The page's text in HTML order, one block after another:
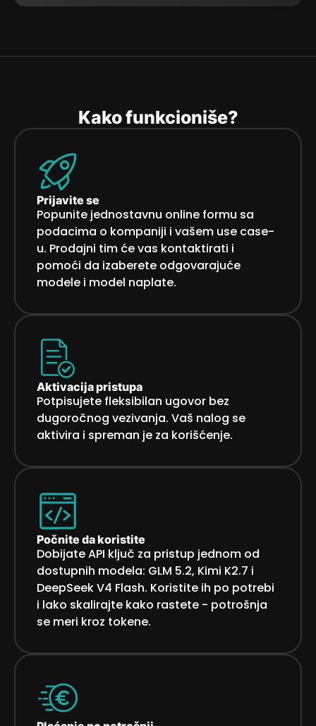
Kako funkcioniše?
Prijavite se
Popunite jednostavnu online formu sa
podacima o kompaniji i vašem use case-
u. Prodajni tim će vas kontaktirati i
pomoći da izaberete odgovarajuće
modele i model naplate.
Aktivacija pristupa
Potpisujete fleksibilan ugovor bez
dugoročnog vezivanja. Vaš nalog se
aktivira i spreman je za korišćenje.
Počnite da koristite
Dobijate API ključ za pristup jednom od
dostupnih modela: GLM 5.2, Kimi K2.7 i
DeepSeek V4 Flash. Koristite ih po potrebi
i lako skalirajte kako rastete - potrošnja
se meri kroz tokene.